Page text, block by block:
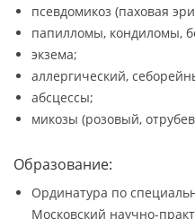
псевдомикоз (паховая
папилломы, кондиломы,
экзема;
аллергический,
абсцессы;
микозы (розовый,
Образование:
Ординатура по
Московский научно-